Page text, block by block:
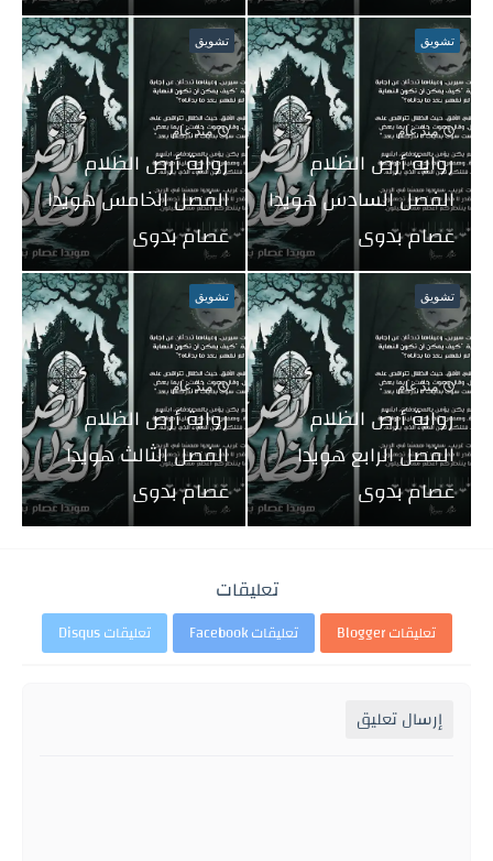
تشويق
منذ عام
رواية أرض الظلام
الفصل السادس هويدا
عصام بدوى
تشويق
منذ عام
رواية أرض الظلام
الفصل الخامس هويدا
عصام بدوى
تشويق
منذ عام
رواية أرض الظلام
الفصل الرابع هويدا
عصام بدوى
تشويق
منذ عام
رواية أرض الظلام
الفصل الثالث هويدا
عصام بدوى
تعليقات
تعليقات Blogger تعليقات Facebook تعليقات Disqus
إرسال تعليق